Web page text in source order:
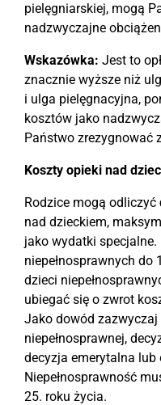
pielęgniarskiej, mogą
nadzwyczajne
Wskazówka: Jest to
znacznie wyższe niż
i ulga pielęgnacyjna,
kosztów jako
Państwo zrezygnować
Koszty opieki nad
Rodzice mogą odliczyć
nad dzieckiem,
jako wydatki
niepełnosprawnych do
dzieci
ubiegać się o zwrot
Jako dowód
niepełnosprawnej,
decyzja emerytalna lub
Niepełnosprawność
25. roku życia.